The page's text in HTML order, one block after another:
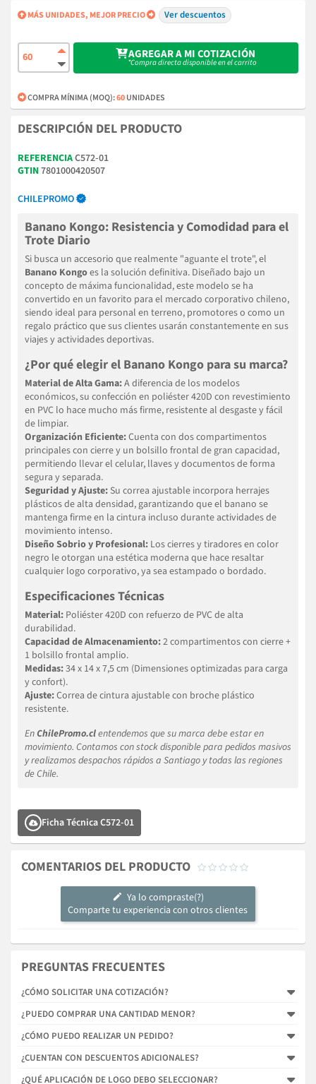
MÁS UNIDADES, MEJOR PRECIO Ver descuentos
AGREGAR A MI COTIZACIÓN
*Compra directa disponible en el carrito
COMPRA MÍNIMA (MOQ):60UNIDADES
DESCRIPCIÓN DEL PRODUCTO
REFERENCIAC572-01
GTIN7801000420507
CHILEPROMO
Banano Kongo: Resistencia y Comodidad para el
Trote Diario
Si busca un accesorio que realmente "aguante el trote", el
Banano Kongoes la solución definitiva. Diseñado bajo un
concepto de máxima funcionalidad, este modelo se ha
convertido en un favorito para el mercado corporativo chileno,
siendo ideal para personal en terreno, promotores o como un
regalo práctico que sus clientes usarán constantemente en sus
viajes y actividades deportivas.
¿Por qué elegir el Banano Kongo para su marca?
Material de Alta Gama:A diferencia de los modelos
económicos, su confección en poliéster 420D con revestimiento
en PVC lo hace mucho más firme, resistente al desgaste y fácil
de limpiar.
Organización Eficiente:Cuenta con dos compartimentos
principales con cierre y un bolsillo frontal de gran capacidad,
permitiendo llevar el celular, llaves y documentos de forma
segura y separada.
Seguridad y Ajuste: Su correa ajustable incorpora herrajes
plásticos de alta densidad, garantizando que el banano se
mantenga firme en la cintura incluso durante actividades de
movimiento intenso.
Diseño Sobrio y Profesional: Los cierres y tiradores en color
negro le otorgan una estética moderna que hace resaltar
cualquier logo corporativo, ya sea estampado o bordado.
Especificaciones Técnicas
Material: Poliéster 420D con refuerzo de PVC de alta
durabilidad.
Capacidad de Almacenamiento:2 compartimentos con cierre +
1 bolsillo frontal amplio.
Medidas:34 x 14 x 7,5 cm (Dimensiones optimizadas para carga
y confort).
Ajuste:Correa de cintura ajustable con broche plástico
resistente.
EnChilePromo.clentendemos que su marca debe estar en
movimiento. Contamos con stock disponible para pedidos masivos
y realizamos despachos rápidos a Santiago y todas las regiones
de Chile.
Ficha Técnica C572-01
COMENTARIOS DEL PRODUCTO     
Ya lo compraste(?)
Comparte tu experiencia con otros clientes
PREGUNTAS FRECUENTES
¿CÓMO SOLICITAR UNA COTIZACIÓN?
¿PUEDO COMPRAR UNA CANTIDAD MENOR?
¿CÓMO PUEDO REALIZAR UN PEDIDO?
¿CUENTAN CON DESCUENTOS ADICIONALES?
¿QUÉ APLICACIÓN DE LOGO DEBO SELECCIONAR?